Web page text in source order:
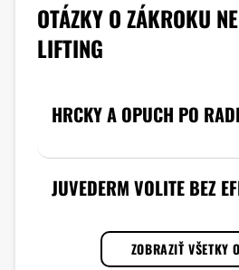
OTÁZKY O ZÁKROKU
LIFTING
HRCKY A OPUCH PO
JUVEDERM VOLITE BEZ
ZOBRAZIŤ VŠETKY